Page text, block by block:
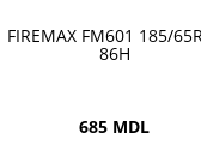
FIREMAX FM601 185/
86H
685 MDL